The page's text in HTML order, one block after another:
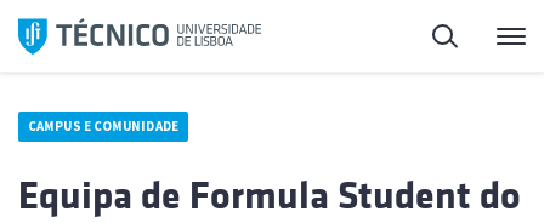
Saltar
para
Pesquisa
CAMPUS E COMUNIDADE
Equipa de Formula Student do